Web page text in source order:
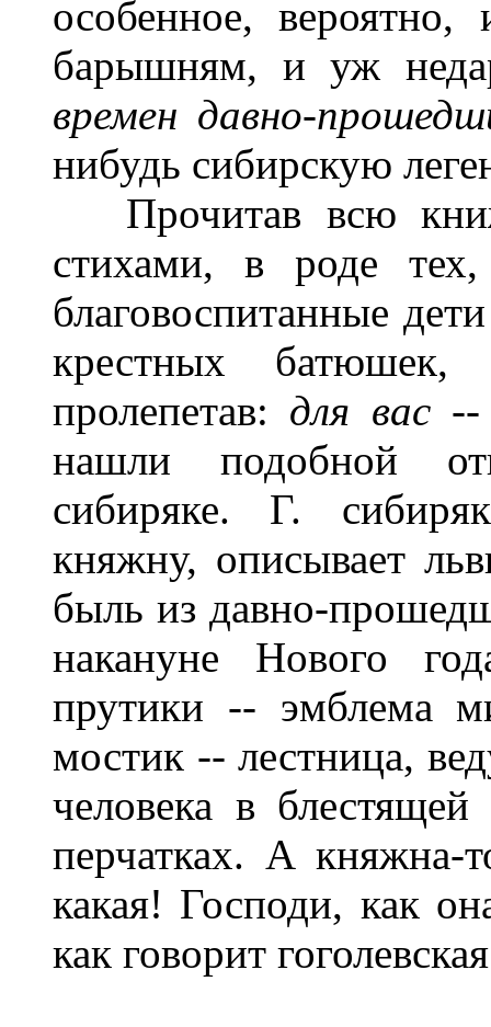
особенное,
барышням, и уж
времен давно-
нибудь сибирскую
Прочитав всю
стихами, в роде
благовоспитанные
крестных батюшек,
пролепетав: для вас
нашли подобной
сибиряке. Г.
княжну, описывает
быль из давно-
накануне Нового
прутики -- эмблема
мостик -- лестница,
человека в
перчатках. А княжна-
какая! Господи, как
как говорит